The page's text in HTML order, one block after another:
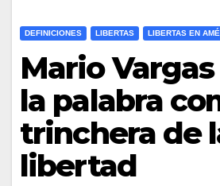
DEFINICIONES LIBERTAS LIBERTAS EN
Mario
la palabra
trinchera de
libertad